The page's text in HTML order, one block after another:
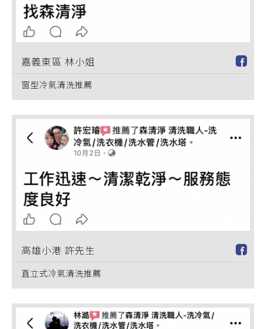
嘉義東區 林小姐
窗型冷氣清洗推薦
高雄小港 許先生
直立式冷氣清洗推薦